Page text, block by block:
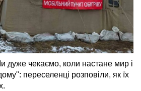
дуже чекаємо, коли настане мир і
переселенці розповіли, як їх